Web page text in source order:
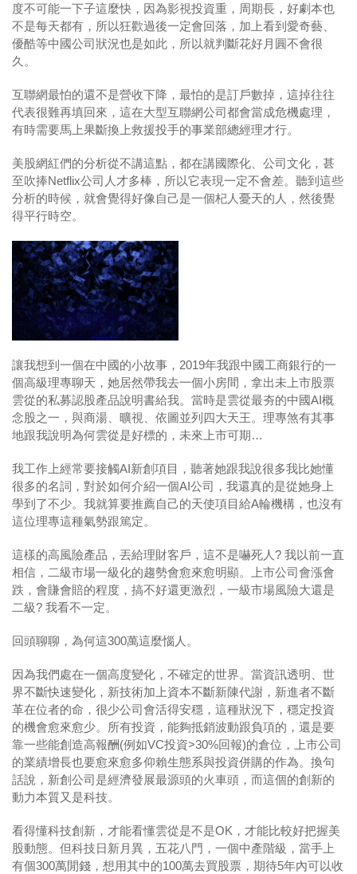
度不可能一下子這麼快，因為影視投資重，周期長，好劇本也
不是每天都有，所以狂歡過後一定會回落，加上看到愛奇藝、
優酷等中國公司狀況也是如此，所以就判斷花好月圓不會很
久。
互聯網最怕的還不是營收下降，最怕的是訂戶數掉，這掉往往
代表很難再填回來，這在大型互聯網公司都會當成危機處理，
有時需要馬上果斷換上救援投手的事業部總經理才行。
美股網紅們的分析從不講這點，都在講國際化、公司文化，甚
至吹捧Netflix公司人才多棒，所以它表現一定不會差。聽到這些
分析的時候，就會覺得好像自己是一個杞人憂天的人，然後覺
得平行時空。
讓我想到一個在中國的小故事，2019年我跟中國工商銀行的一
個高級理專聊天，她居然帶我去一個小房間，拿出未上市股票
雲從的私募認股產品說明書給我。當時是雲從最夯的中國AI概
念股之一，與商湯、曠視、依圖並列四大天王。理專煞有其事
地跟我說明為何雲從是好標的，未來上市可期…
我工作上經常要接觸AI新創項目，聽著她跟我說很多我比她懂
很多的名詞，對於如何介紹一個AI公司，我還真的是從她身上
學到了不少。我就算要推薦自己的天使項目給A輪機構，也沒有
這位理專這種氣勢跟篤定。
這樣的高風險產品，丟給理財客戶，這不是嚇死人? 我以前一直
相信，二級市場一級化的趨勢會愈來愈明顯。上市公司會漲會
跌，會賺會賠的程度，搞不好還更激烈，一級市場風險大還是
二級? 我看不一定。
回頭聊聊，為何這300萬這麼惱人。
因為我們處在一個高度變化，不確定的世界。當資訊透明、世
界不斷快速變化，新技術加上資本不斷新陳代謝，新進者不斷
革在位者的命，很少公司會活得安穩，這種狀況下，穩定投資
的機會愈來愈少。所有投資，能夠抵銷波動跟負項的，還是要
靠一些能創造高報酬(例如VC投資>30%回報)的倉位，上市公司
的業績增長也要愈來愈多仰賴生態系與投資併購的作為。換句
話說，新創公司是經濟發展最源頭的火車頭，而這個的創新的
動力本質又是科技。
看得懂科技創新，才能看懂雲從是不是OK，才能比較好把握美
股動態。但科技日新月異，五花八門，一個中產階級，當手上
有個300萬閒錢，想用其中的100萬去買股票，期待5年內可以收